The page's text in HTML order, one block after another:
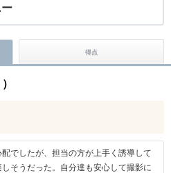
得点
でしたが、担当の方が上手く誘導して
そうだった。自分達も安心して撮影に